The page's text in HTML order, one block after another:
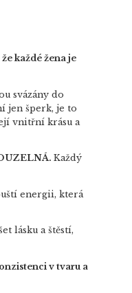
každé žena je
svázány do
jen šperk, je to
vnitřní krásu a
Každý
energii, která
lásku a štěstí,
v tvaru a